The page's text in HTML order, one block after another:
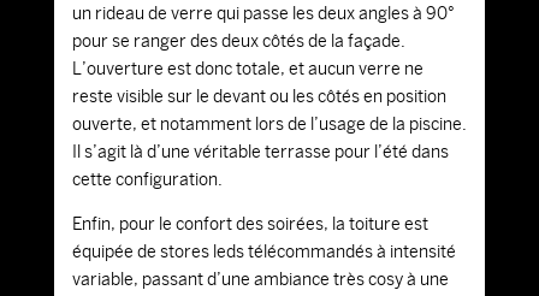
un rideau de verre qui passe les deux angles à 90°
pour se ranger des deux côtés de la façade.
L’ouverture est donc totale, et aucun verre ne
reste visible sur le devant ou les côtés en position
ouverte, et notamment lors de l’usage de la piscine.
Il s’agit là d’une véritable terrasse pour l’été dans
cette configuration.
Enfin, pour le confort des soirées, la toiture est
équipée de stores leds télécommandés à intensité
variable, passant d’une ambiance très cosy à une